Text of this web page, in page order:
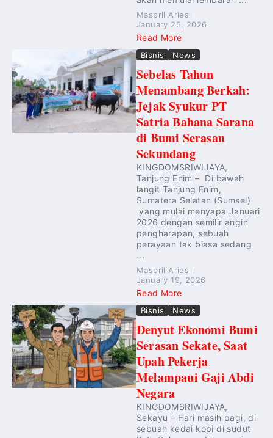
Maspril Aries
January 25, 2026
Read More
Bisnis News
Sebelas Tahun
Menambang Berkah:
Jejak Syukur PT
Satria Bahana Sarana
di Bumi Serasan
Sekundang
KINGDOMSRIWIJAYA,
Tanjung Enim – Di bawah
langit Tanjung Enim,
Sumatera Selatan (Sumsel)
yang mulai menyapa Januari
2026 dengan semilir angin
pengharapan, sebuah
perayaan tak biasa sedang
...
Maspril Aries
January 19, 2026
Read More
Bisnis News
Denyut Ekonomi Bumi
Serasan Sekate, Saat
Upah Pekerja
Melampaui Gaji Abdi
Negara
KINGDOMSRIWIJAYA,
Sekayu – Hari masih pagi, di
sebuah kedai kopi di sudut